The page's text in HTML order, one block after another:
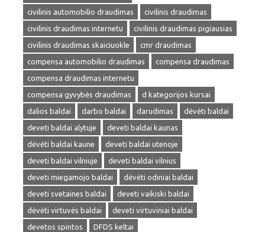
civilinis automobilio draudimas
civilinis draudimas
civilinis draudimas internetu
civilinis draudimas pigiausias
civilinis draudimas skaiciuokle
cmr draudimas
compensa automobilio draudimas
compensa draudimas
compensa draudimas internetu
compensa gyvybės draudimas
d kategorijos kursai
dalios baldai
darbo baldai darudimas
dėvėti baldai
deveti baldai alytuje
deveti baldai kaunas
dėvėti baldai kaune
deveti baldai utenoje
deveti baldai vilniuje
deveti baldai vilnius
deveti miegamojo baldai
dėvėti odiniai baldai
deveti svetaines baldai
deveti vaikiski baldai
dėvėti virtuvės baldai
deveti virtuviniai baldai
devetos spintos
DFDS keltai